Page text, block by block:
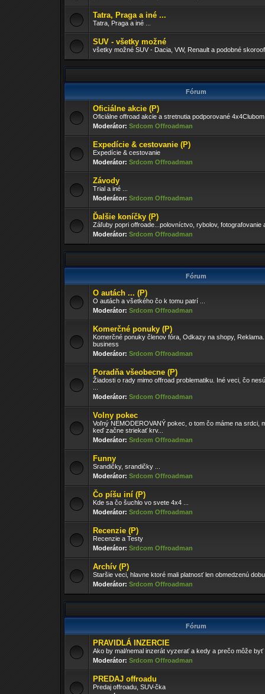
Tatra, Praga a iné ...
Tatra, Praga a iné ...
SUV - všetky možné
všetky možné SUV - Dacia, VW, Renault a podobné
Fórum
Oficiálne akcie (P)
Oficiálne offroad akcie a stretnutia podporované
Moderátor: Srdcom Offroadman
Expedície & cestovanie (P)
Expedície & cestovanie
Moderátor: Srdcom Offroadman
Závody
Trial a iné ...
Moderátor: Srdcom Offroadman
Ďalšie koníčky (P)
Záľuby popri offroade...polovníctvo, rybolov, fotografovanie
Moderátor: Srdcom Offroadman
Fórum
O autách ... (P)
O autách a všetkého čo k tomu patrí ...
Moderátor: Srdcom Offroadman
Komerčné ponuky (P)
Komerčné ponuky členov fóra, Odkazy na shopy,
business
Moderátor: Srdcom Offroadman
Poradňa všeobecne (P)
Žiadosti o rady mimo offroad problematiku. Iné veci, čo
Moderátor: Srdcom Offroadman
Volny pokec
Voľný NEMODEROVANÝ pokec, o tom čo máme na srdci,
keď začne striekať krv...
Moderátor: Srdcom Offroadman
Funny
Srandičky, srandičky ...
Moderátor: Srdcom Offroadman
Čo píšu iní (P)
Kde sa čo šuchlo vo svete 4x4 ...
Moderátor: Srdcom Offroadman
Recenzie (P)
Recenzie a Testy
Moderátor: Srdcom Offroadman
Archív (P)
Staršie veci, hlavne ktoré mali platnosť len obmedzenú
Moderátor: Srdcom Offroadman
Fórum
PRAVIDLÁ INZERCIE
Ako by mal/nemal inzerát vyzerať a kedy a prečo môže byť
Moderátor: Srdcom Offroadman
PREDAJ offroadu
Predaj offroadu, SUV-čka